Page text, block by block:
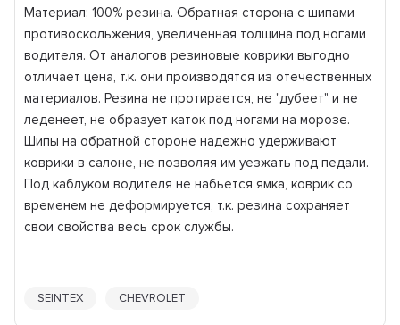
Материал: 100% резина. Обратная сторона с шипами
противоскольжения, увеличенная толщина под ногами
водителя. От аналогов резиновые коврики выгодно
отличает цена, т.к. они производятся из отечественных
материалов. Резина не протирается, не "дубеет" и не
леденеет, не образует каток под ногами на морозе.
Шипы на обратной стороне надежно удерживают
коврики в салоне, не позволяя им уезжать под педали.
Под каблуком водителя не набьется ямка, коврик со
временем не деформируется, т.к. резина сохраняет
свои свойства весь срок службы.
SEINTEX CHEVROLET